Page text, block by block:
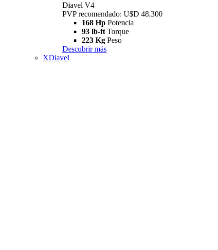
Diavel V4
PVP recomendado: U$D 48.300
168 Hp Potencia
93 lb-ft Torque
223 Kg Peso
Descubrir más
XDiavel